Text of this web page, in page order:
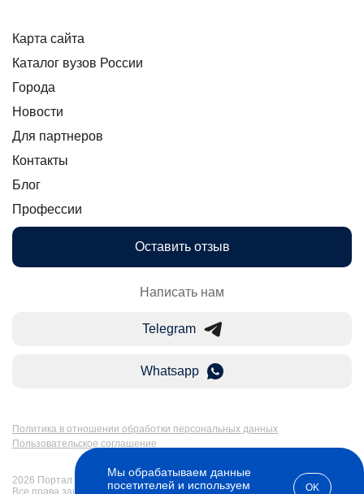
Карта сайта
Каталог вузов России
Города
Новости
Для партнеров
Контакты
Блог
Профессии
Оставить отзыв
Написать нам
Telegram
Whatsapp
Политика в отношении обработки персональных данных
Пользовательское соглашение
2026 Портал Бакалавр-Магистр: дистанционное образование в России.
Мы обрабатываем данные
посетителей и используем
OK